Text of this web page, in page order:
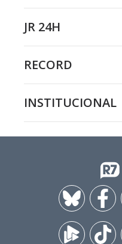
JR 24H
RECORD
INSTITUCIONAL